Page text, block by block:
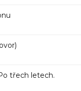
třech letech.